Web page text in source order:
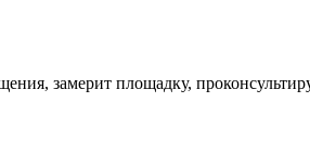
замерит площадку,